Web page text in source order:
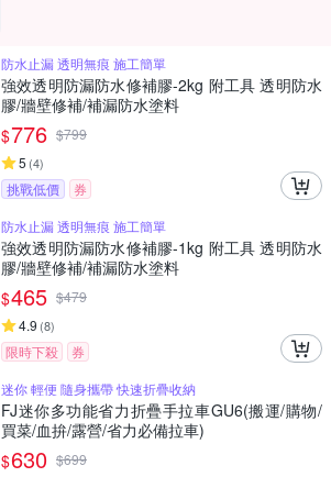
防水止漏 透明無痕 施工簡單
強效透明防漏防水修補膠-2kg 附工具 透明防水
膠/牆壁修補/補漏防水塗料
$776 $799
5 (4)
挑戰低價
券
防水止漏 透明無痕 施工簡單
強效透明防漏防水修補膠-1kg 附工具 透明防水
膠/牆壁修補/補漏防水塗料
$465 $479
4.9 (8)
限時下殺
券
迷你 輕便 隨身攜帶 快速折疊收納
FJ迷你多功能省力折疊手拉車GU6(搬運/購物/
買菜/血拚/露營/省力必備拉車)
$630 $699